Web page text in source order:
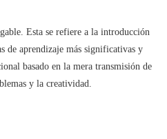
Esta se refiere a la introducción
de aprendizaje más significativas y
basado en la mera transmisión de
y la creatividad.